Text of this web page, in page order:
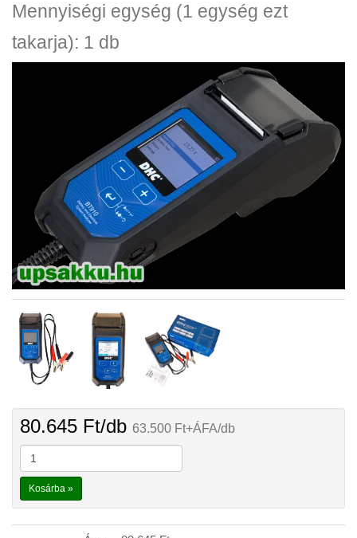
Mennyiségi egység (1 egység ezt
takarja): 1 db
80.645 Ft/db 63.500 Ft+ÁFA/db
Kosárba »